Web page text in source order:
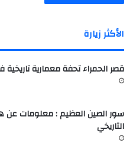
الأكثر زيارة
قصر الحمراء تحفة معمارية
سور الصين العظيم : معلومات عن
التاريخي